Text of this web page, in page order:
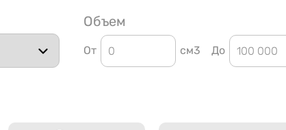
Объем
От см3 До